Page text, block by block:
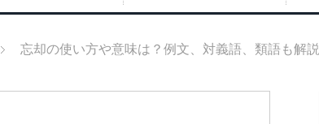
忘却の使い方や意味は？例文、対義語、類語も解説